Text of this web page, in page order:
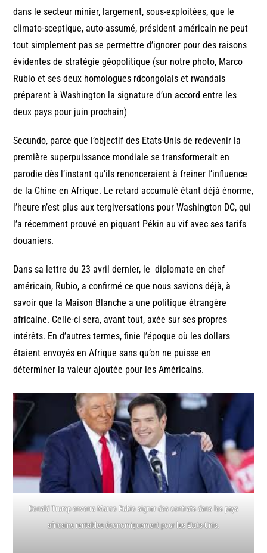
dans le secteur minier, largement, sous-exploitées, que le
climato-sceptique, auto-assumé, président américain ne peut
tout simplement pas se permettre d’ignorer pour des raisons
évidentes de stratégie géopolitique (sur notre photo, Marco
Rubio et ses deux homologues rdcongolais et rwandais
préparent à Washington la signature d’un accord entre les
deux pays pour juin prochain)
Secundo, parce que l’objectif des Etats-Unis de redevenir la
première superpuissance mondiale se transformerait en
parodie dès l’instant qu’ils renonceraient à freiner l’influence
de la Chine en Afrique. Le retard accumulé étant déjà énorme,
l’heure n’est plus aux tergiversations pour Washington DC, qui
l’a récemment prouvé en piquant Pékin au vif avec ses tarifs
douaniers.
Dans sa lettre du 23 avril dernier, le diplomate en chef
américain, Rubio, a confirmé ce que nous savions déjà, à
savoir que la Maison Blanche a une politique étrangère
africaine. Celle-ci sera, avant tout, axée sur ses propres
intérêts. En d’autres termes, finie l’époque où les dollars
étaient envoyés en Afrique sans qu’on ne puisse en
déterminer la valeur ajoutée pour les Américains.
Donald Trump enverra Marco Rubio signer des contrats dans les pays
africains rentables économiquement pour les Etats-Unis.